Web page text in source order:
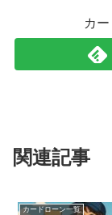
カ
関連記事
カードローン一覧